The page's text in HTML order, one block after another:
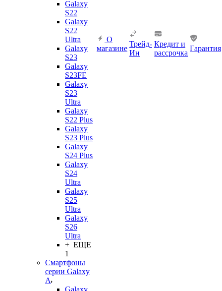
Galaxy
S22
Galaxy
S22
Ultra
Galaxy
S23
Galaxy
S23FE
Galaxy
S23
Ultra
Galaxy
S22 Plus
Galaxy
S23 Plus
Galaxy
S24 Plus
Galaxy
S24
Ultra
Galaxy
S25
Ultra
Galaxy
S26
Ultra
+ ЕЩЕ
1
Смартфоны
серии Galaxy
A
Galaxy
О
магазине
Трейд-
Ин
Кредит и
рассрочка
Гарантия